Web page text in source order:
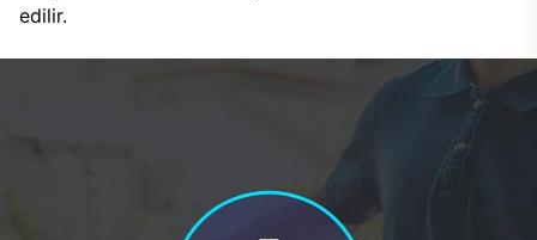
edilir.